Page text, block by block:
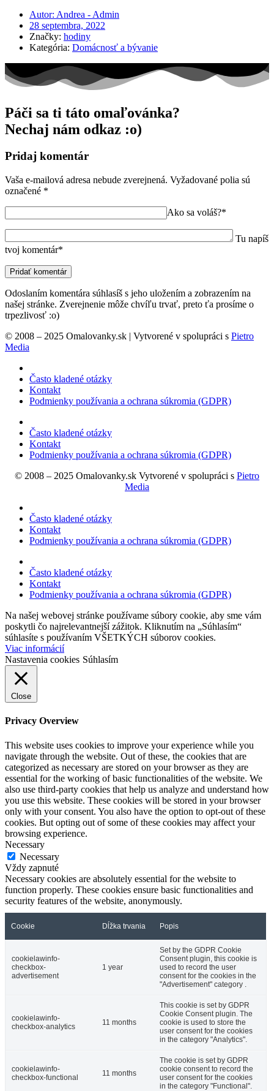
Autor: Andrea - Admin
28 septembra, 2022
Značky: hodiny
Kategória: Domácnosť a bývanie
Páči sa ti táto omaľovánka?
Nechaj nám odkaz :o)
Pridaj komentár
Vaša e-mailová adresa nebude zverejnená. Vyžadované polia sú
označené *
Ako sa voláš?*
Tu napíš
tvoj komentár*
Odoslaním komentára súhlasíš s jeho uložením a zobrazením na
našej stránke. Zverejnenie môže chvíľu trvať, preto ťa prosíme o
trpezlivosť :o)
© 2008 – 2025 Omalovanky.sk | Vytvorené v spolupráci s Pietro
Media
Často kladené otázky
Kontakt
Podmienky používania a ochrana súkromia (GDPR)
Často kladené otázky
Kontakt
Podmienky používania a ochrana súkromia (GDPR)
© 2008 – 2025 Omalovanky.sk Vytvorené v spolupráci s Pietro
Media
Často kladené otázky
Kontakt
Podmienky používania a ochrana súkromia (GDPR)
Často kladené otázky
Kontakt
Podmienky používania a ochrana súkromia (GDPR)
Na našej webovej stránke používame súbory cookie, aby sme vám
poskytli čo najrelevantnejší zážitok. Kliknutím na „Súhlasím“
súhlasíte s používaním VŠETKÝCH súborov cookies.
Viac informácií
Nastavenia cookies Súhlasím
Close
Privacy Overview
This website uses cookies to improve your experience while you
navigate through the website. Out of these, the cookies that are
categorized as necessary are stored on your browser as they are
essential for the working of basic functionalities of the website. We
also use third-party cookies that help us analyze and understand how
you use this website. These cookies will be stored in your browser
only with your consent. You also have the option to opt-out of these
cookies. But opting out of some of these cookies may affect your
browsing experience.
Necessary
Necessary
Vždy zapnuté
Necessary cookies are absolutely essential for the website to
function properly. These cookies ensure basic functionalities and
security features of the website, anonymously.
Cookie Dĺžka trvania Popis
cookielawinfo-
checkbox-
advertisement
1 year
Set by the GDPR Cookie
Consent plugin, this cookie is
used to record the user
consent for the cookies in the
"Advertisement" category .
cookielawinfo-
checkbox-analytics
11 months
This cookie is set by GDPR
Cookie Consent plugin. The
cookie is used to store the
user consent for the cookies
in the category "Analytics".
cookielawinfo-
checkbox-functional
11 months
The cookie is set by GDPR
cookie consent to record the
user consent for the cookies
in the category "Functional".